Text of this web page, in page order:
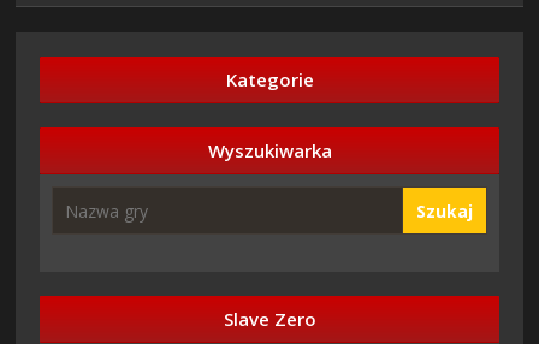
Kategorie
Wyszukiwarka
Szukaj
Slave Zero